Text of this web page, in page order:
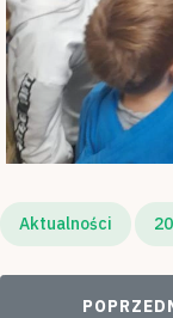
Aktualności